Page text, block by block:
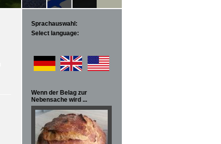
Sprachauswahl:
Select language:
Wenn der Belag zur
Nebensache wird ...